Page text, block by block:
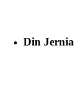
Din Jernia